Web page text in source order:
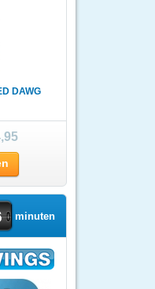
DAWG
minuten